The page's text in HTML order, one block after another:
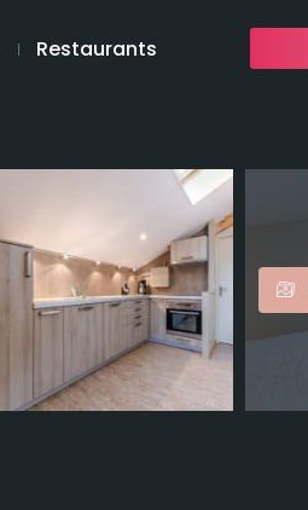
Restaurants